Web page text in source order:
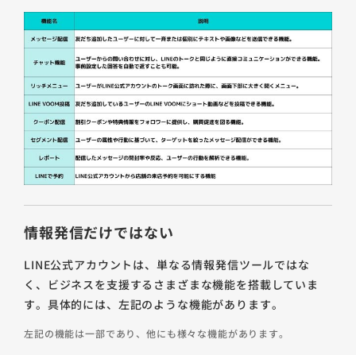
情報発信だけではない
LINE公式アカウントは、単なる情報発信ツールではな
く、ビジネスを支援するさまざまな機能を搭載していま
す。具体的には、左記のような機能があります。
左記の機能は一部であり、他にも様々な機能があります。